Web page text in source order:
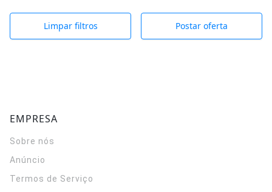
Limpar filtros Postar oferta
EMPRESA
Sobre nós
Anúncio
Termos de Serviço